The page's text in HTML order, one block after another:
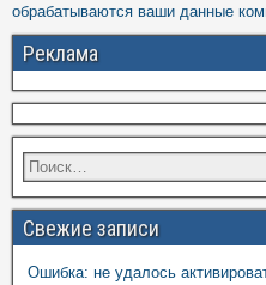
обрабатываются ваши данные
Реклама
Свежие записи
Ошибка: не удалось